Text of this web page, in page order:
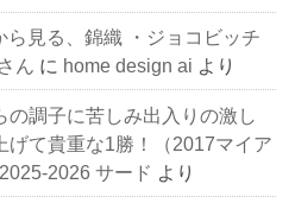
見る、錦織 ・ジョコビッチ
ん に home design ai より
調子に苦しみ出入りの激し
げて貴重な1勝！（2017マイア
2026 サード より